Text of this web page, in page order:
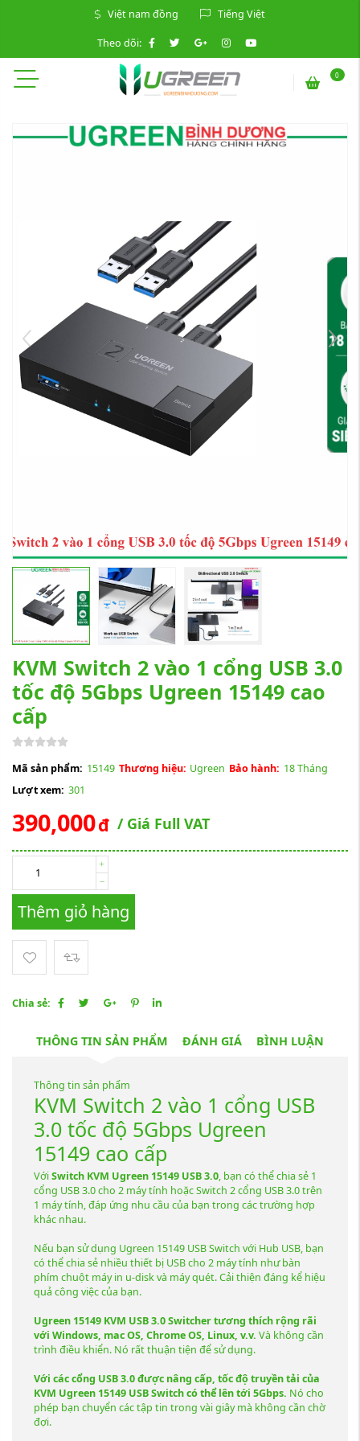
Việt nam đồng Tiếng Việt
Theo dõi:
0
KVM Switch 2 vào 1 cổng USB 3.0
tốc độ 5Gbps Ugreen 15149 cao
cấp
Mã sản phẩm: 15149 Thương hiệu: Ugreen Bảo hành: 18 Tháng
Lượt xem: 301
390,000đ / Giá Full VAT
Thêm giỏ hàng
Chia sẻ:
THÔNG TIN SẢN PHẨM ĐÁNH GIÁ BÌNH LUẬN
Thông tin sản phẩm
KVM Switch 2 vào 1 cổng USB
3.0 tốc độ 5Gbps Ugreen
15149 cao cấp
VớiSwitch KVM Ugreen 15149 USB 3.0, bạn có thể chia sẻ 1
cổng USB 3.0 cho 2 máy tính hoặc Switch 2 cổng USB 3.0 trên
1 máy tính, đáp ứng nhu cầu của bạn trong các trường hợp
khác nhau.
Nếu bạn sử dụng Ugreen 15149 USB Switch với Hub USB, bạn
có thể chia sẻ nhiều thiết bị USB cho 2 máy tính như bàn
phím chuột máy in u-disk và máy quét. Cải thiện đáng kể hiệu
quả công việc của bạn.
Ugreen 15149 KVM USB 3.0 Switcher tương thích rộng rãi
với Windows, mac OS, Chrome OS, Linux, v.v. Và không cần
trình điều khiển. Nó rất thuận tiện để sử dụng.
Với các cổng USB 3.0 được nâng cấp, tốc độ truyền tải của
KVM Ugreen 15149 USB Switch có thể lên tới 5Gbps. Nó cho
phép bạn chuyển các tập tin trong vài giây mà không cần chờ
đợi.